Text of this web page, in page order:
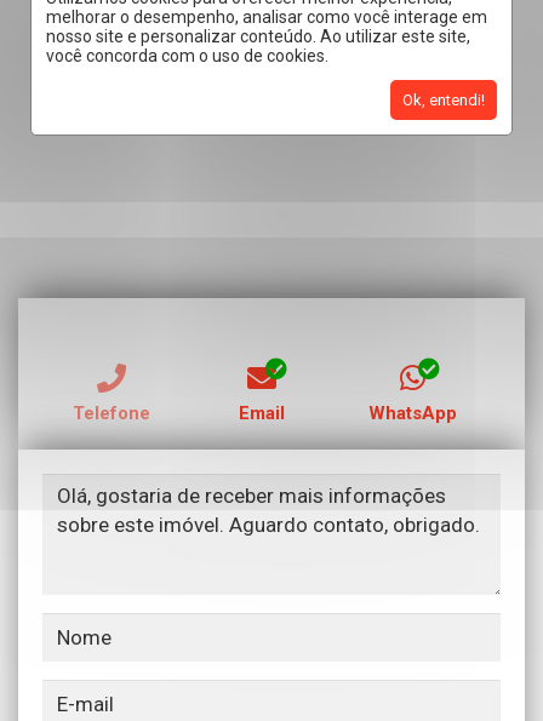
melhorar o desempenho, analisar como você interage em
nosso site e personalizar conteúdo. Ao utilizar este site,
você concorda com o uso de cookies.
Ok, entendi!
Telefone Email WhatsApp